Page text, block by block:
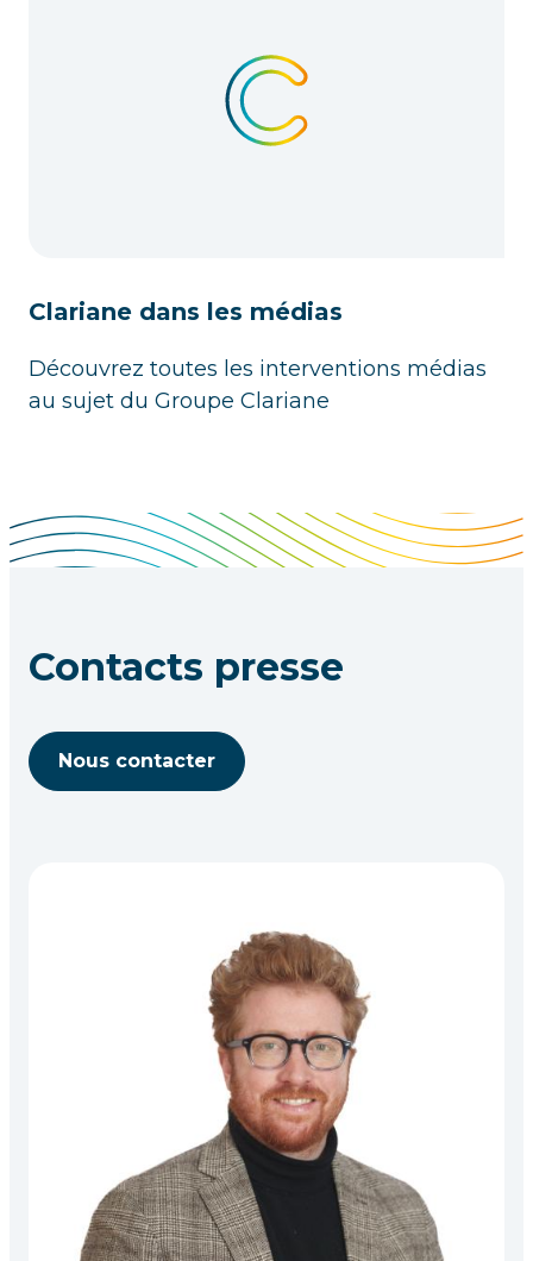
Clariane dans les médias
Découvrez toutes les interventions médias
au sujet du Groupe Clariane
Contacts presse
Nous contacter